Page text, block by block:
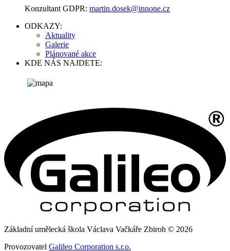
Konzultant GDPR: martin.dosek@innone.cz
ODKAZY:
Aktuality
Galerie
Plánované akce
KDE NÁS NAJDETE:
Základní umělecká škola Václava Vačkáře Zbiroh © 2026
Provozovatel Galileo Corporation s.r.o.